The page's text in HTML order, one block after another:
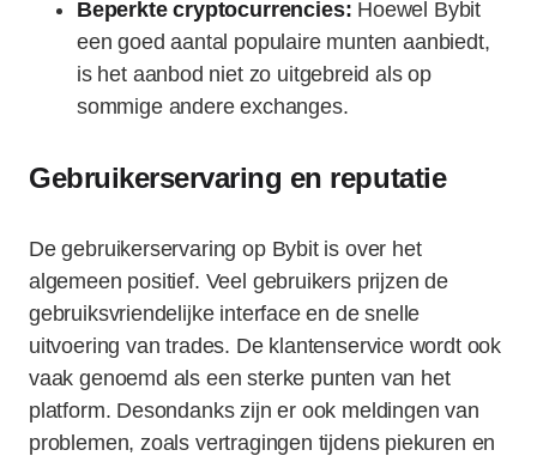
Beperkte cryptocurrencies: Hoewel Bybit
een goed aantal populaire munten aanbiedt,
is het aanbod niet zo uitgebreid als op
sommige andere exchanges.
Gebruikerservaring en reputatie
De gebruikerservaring op Bybit is over het
algemeen positief. Veel gebruikers prijzen de
gebruiksvriendelijke interface en de snelle
uitvoering van trades. De klantenservice wordt ook
vaak genoemd als een sterke punten van het
platform. Desondanks zijn er ook meldingen van
problemen, zoals vertragingen tijdens piekuren en